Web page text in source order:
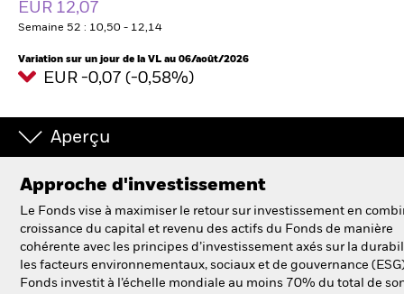
EUR 12,07
Semaine 52 : 10,50 - 12,14
Variation sur un jour de la VL au 06/août/2026
EUR -0,07 (-0,58%)
Aperçu
Approche d'investissement
Le Fonds vise à maximiser le retour sur investissement en
croissance du capital et revenu des actifs du Fonds de manière
cohérente avec les principes d’investissement axés sur la
les facteurs environnementaux, sociaux et de gouvernance
Fonds investit à l’échelle mondiale au moins 70% du total de